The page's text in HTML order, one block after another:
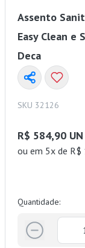
Assento
Easy Clean e
Deca
SKU 32126
R$ 584,90 UN
ou em 5x de R$
Quantidade: